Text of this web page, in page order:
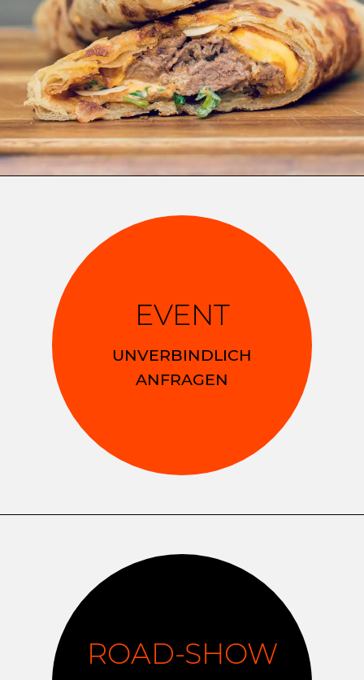
EVENT
UNVERBINDLICH
ANFRAGEN
ROAD-SHOW